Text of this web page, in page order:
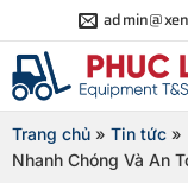
qua
nội
dung
Trang chủ » Tin tức »
Nhanh Chóng Và An